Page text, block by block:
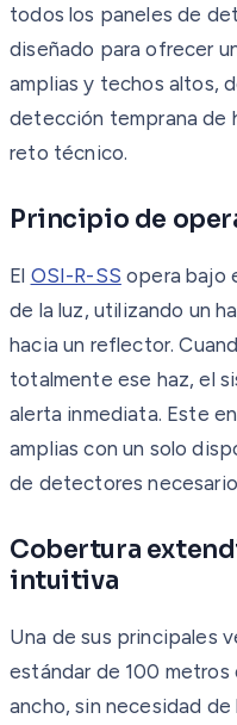
todos los paneles de
diseñado para ofrecer
amplias y techos altos,
detección temprana de
reto técnico.
Principio de
El OSI-R-SS opera bajo
de la luz, utilizando un
hacia un reflector.
totalmente ese haz, el
alerta inmediata. Este
amplias con un solo
de detectores
Cobertura
intuitiva
Una de sus principales
estándar de 100 metros
ancho, sin necesidad de